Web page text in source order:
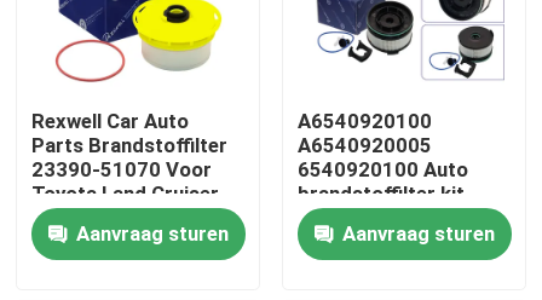
Huis
Producten
Rexwell Car Auto
Parts Brandstoffilter
23390-51070 Voor
Toyota Land Cruiser
1HZ 1VDFTV
Aanvraag sturen
A6540920100
A6540920005
6540920100 Auto
brandstoffilter kit
Voor Mercedes-Benz
E W213 E220D
Aanvraag sturen